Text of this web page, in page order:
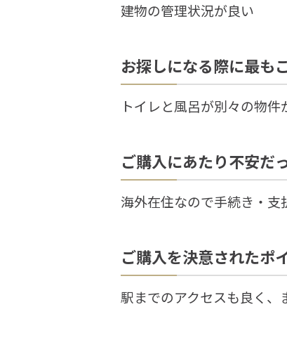
建物の管理状況が良い
お探しになる際に最も
トイレと風呂が別々の物件
ご購入にあたり不安だ
海外在住なので手続き・支
ご購入を決意されたポ
駅までのアクセスも良く、